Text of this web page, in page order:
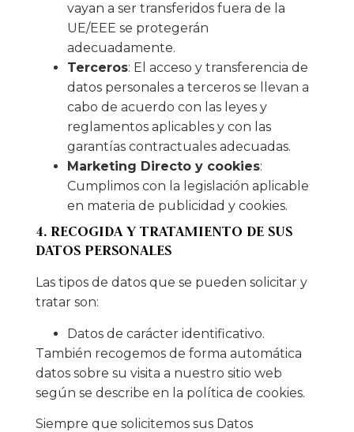
vayan a ser transferidos fuera de la
UE/EEE se protegerán
adecuadamente.
Terceros: El acceso y transferencia de
datos personales a terceros se llevan a
cabo de acuerdo con las leyes y
reglamentos aplicables y con las
garantías contractuales adecuadas.
Marketing Directo y cookies:
Cumplimos con la legislación aplicable
en materia de publicidad y cookies.
4. RECOGIDA Y TRATAMIENTO DE SUS
DATOS PERSONALES
Las tipos de datos que se pueden solicitar y
tratar son:
Datos de carácter identificativo.
También recogemos de forma automática
datos sobre su visita a nuestro sitio web
según se describe en la política de cookies.
Siempre que solicitemos sus Datos